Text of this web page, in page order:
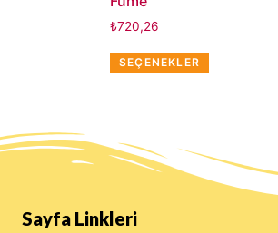
₺720,26
SEÇENEKLER
Sayfa Linkleri